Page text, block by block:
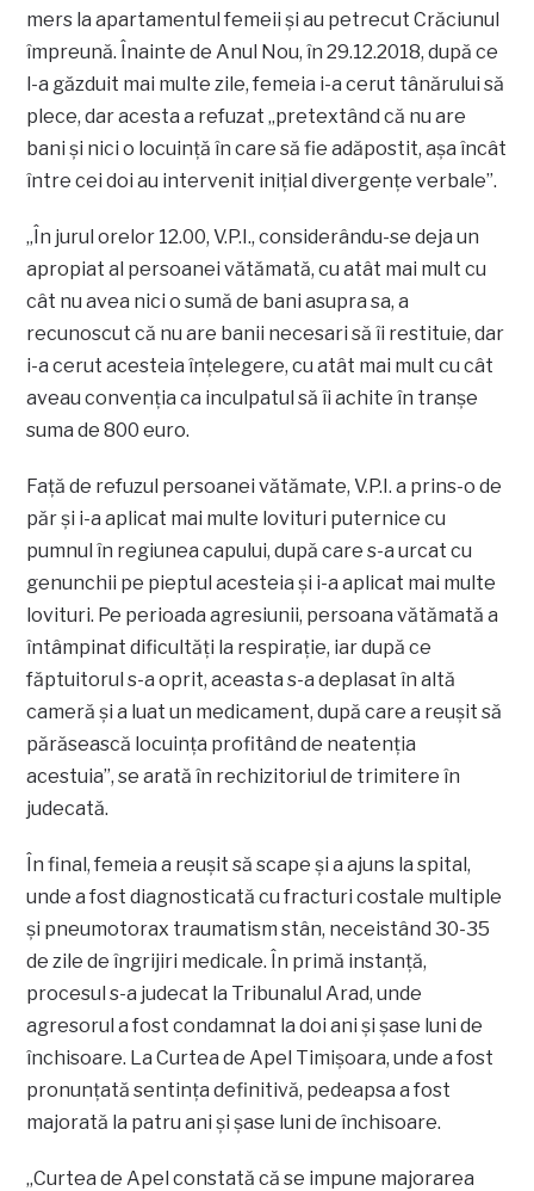
mers la apartamentul femeii şi au petrecut Crăciunul
împreună. Înainte de Anul Nou, în 29.12.2018, după ce
l-a găzduit mai multe zile, femeia i-a cerut tânărului să
plece, dar acesta a refuzat „pretextând că nu are
bani şi nici o locuinţă în care să fie adăpostit, aşa încât
între cei doi au intervenit iniţial divergenţe verbale”.
„În jurul orelor 12.00, V.P.I., considerându-se deja un
apropiat al persoanei vătămată, cu atât mai mult cu
cât nu avea nici o sumă de bani asupra sa, a
recunoscut că nu are banii necesari să îi restituie, dar
i-a cerut acesteia înţelegere, cu atât mai mult cu cât
aveau convenţia ca inculpatul să îi achite în tranşe
suma de 800 euro.
Faţă de refuzul persoanei vătămate, V.P.I. a prins-o de
păr şi i-a aplicat mai multe lovituri puternice cu
pumnul în regiunea capului, după care s-a urcat cu
genunchii pe pieptul acesteia şi i-a aplicat mai multe
lovituri. Pe perioada agresiunii, persoana vătămată a
întâmpinat dificultăţi la respiraţie, iar după ce
făptuitorul s-a oprit, aceasta s-a deplasat în altă
cameră şi a luat un medicament, după care a reuşit să
părăsească locuinţa profitând de neatenţia
acestuia”, se arată în rechizitoriul de trimitere în
judecată.
În final, femeia a reuşit să scape şi a ajuns la spital,
unde a fost diagnosticată cu fracturi costale multiple
şi pneumotorax traumatism stân, neceistând 30-35
de zile de îngrijiri medicale. În primă instanţă,
procesul s-a judecat la Tribunalul Arad, unde
agresorul a fost condamnat la doi ani şi şase luni de
închisoare. La Curtea de Apel Timişoara, unde a fost
pronunţată sentinţa definitivă, pedeapsa a fost
majorată la patru ani şi şase luni de închisoare.
„Curtea de Apel constată că se impune majorarea